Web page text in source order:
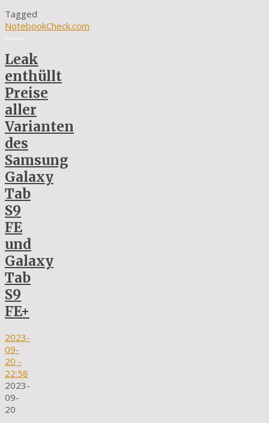
Tagged
NotebookCheck.com
Leak
enthüllt
Preise
aller
Varianten
des
Samsung
Galaxy
Tab
S9
FE
und
Galaxy
Tab
S9
FE+
2023-
09-
20 -
22:58
2023-
09-
20